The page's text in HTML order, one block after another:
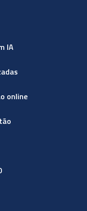
IA
online